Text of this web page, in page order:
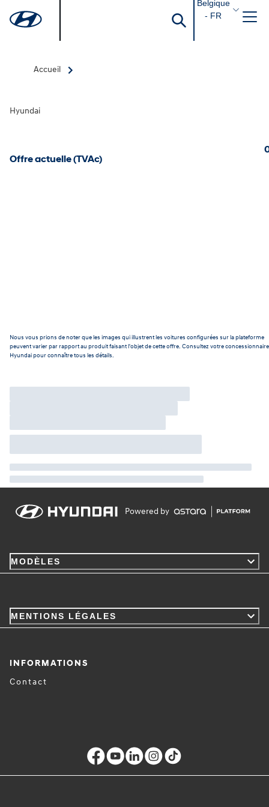
Belgique
- FR
Accueil
Hyundai
Offre actuelle (TVAc)
Nous vous prions de noter que les images qui illustrent les voitures configurées sur la plateforme
peuvent varier par rapport au produit faisant l'objet de cette offre. Consultez votre concessionnaire
Hyundai pour connaître tous les détails.
Powered by
MODÈLES
MENTIONS LÉGALES
INFORMATIONS
Contact